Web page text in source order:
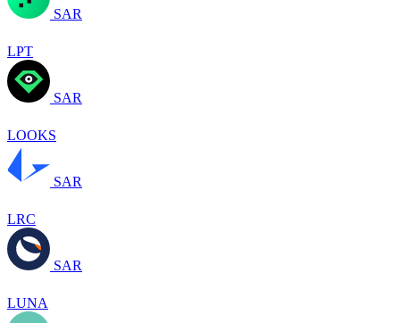
SAR
LPT
SAR
LOOKS
SAR
LRC
SAR
LUNA